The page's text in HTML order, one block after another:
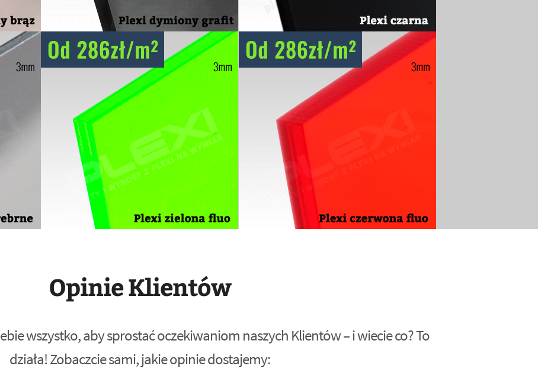
Opinie Klientów
wszystko, aby sprostać oczekiwaniom naszych Klientów – i wiecie co? To
działa! Zobaczcie sami, jakie opinie dostajemy: